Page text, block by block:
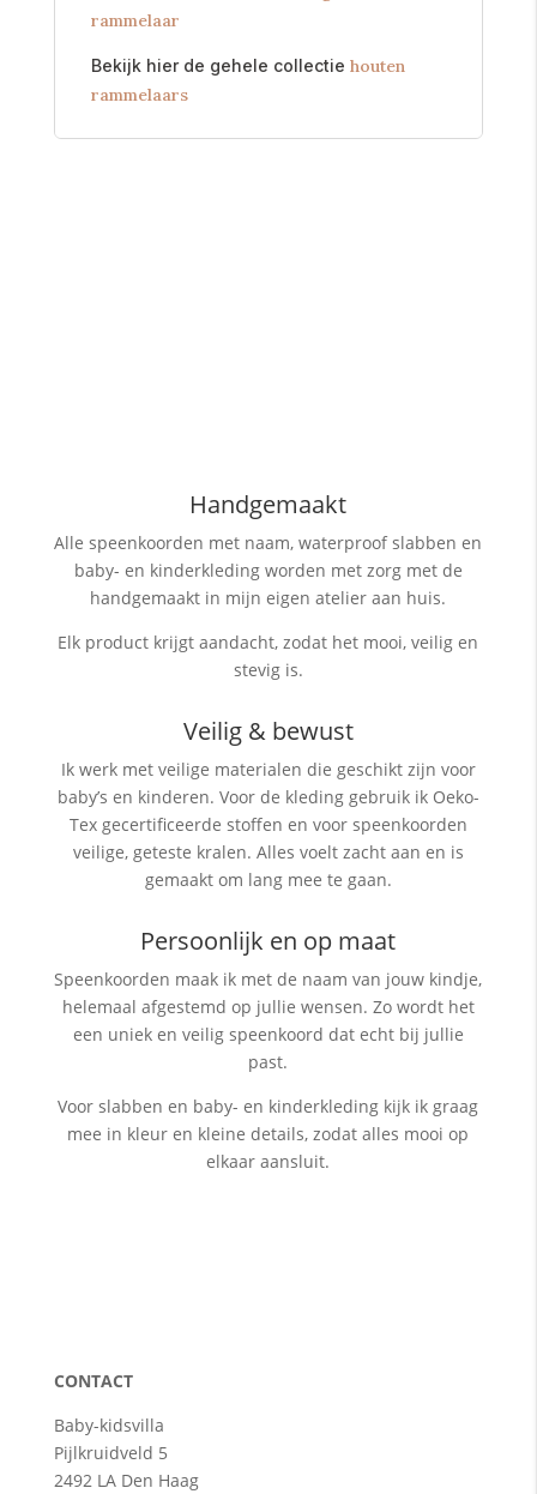
rammelaar
Bekijk hier de gehele collectie houten
rammelaars
Handgemaakt
Alle speenkoorden met naam, waterproof slabbenen
baby- en kinderkleding worden met zorg met de
handgemaakt in mijn eigen atelier aan huis.
Elk product krijgt aandacht, zodat het mooi, veilig en
stevig is.
Veilig & bewust
Ik werk met veilige materialen die geschikt zijn voor
baby’s en kinderen. Voor de kleding gebruik ik Oeko-
Tex gecertificeerde stoffen en voor speenkoorden
veilige, geteste kralen. Alles voelt zacht aan en is
gemaakt om lang mee te gaan.
Persoonlijk en op maat
Speenkoorden maak ik met de naam van jouw kindje,
helemaal afgestemd op jullie wensen. Zo wordt het
een uniek en veilig speenkoord dat echt bij jullie
past.
Voor slabben en baby- en kinderkleding kijk ik graag
mee in kleur en kleine details, zodat alles mooi op
elkaar aansluit.
CONTACT
Baby-kidsvilla
Pijlkruidveld 5
2492 LA Den Haag